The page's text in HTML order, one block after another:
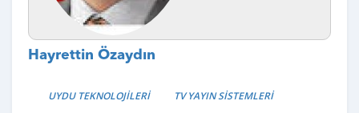
Hayrettin Özaydın
UYDU TEKNOLOJİLERİ
TV YAYIN SİSTEMLERİ